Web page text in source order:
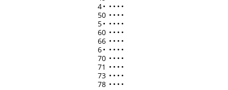
4• • • • •
50 • • • •
5• • • • •
60 • • • •
66 • • • •
6• • • • •
70 • • • •
71 • • • •
73 • • • •
78 • • • •